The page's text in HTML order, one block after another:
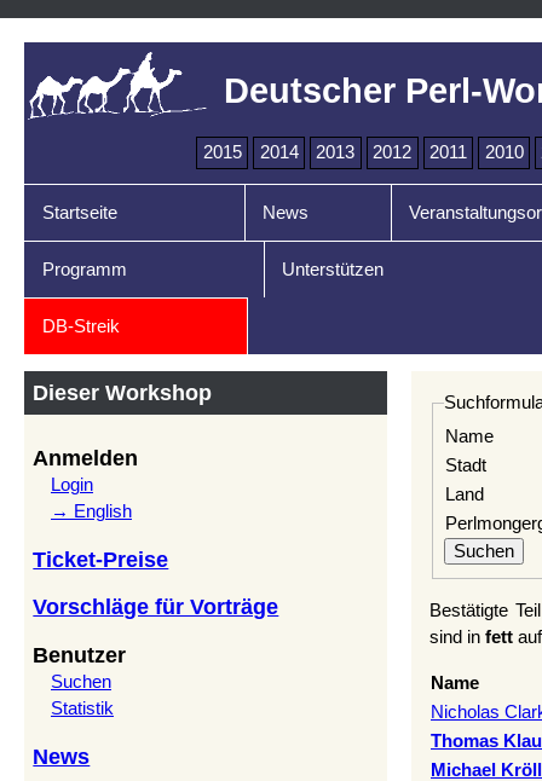
Deutscher Perl-
2015 2014 2013 2012 2011 2010
Startseite News
Programm Unterstützen
DB-Streik
Dieser Workshop
Anmelden
Login
→ English
Ticket-Preise
Vorschläge für Vorträge
Benutzer
Suchen
Statistik
News
Name
Stadt
Land
Bestätigte
sind in fett
Name
Nicholas
Thomas
Michael